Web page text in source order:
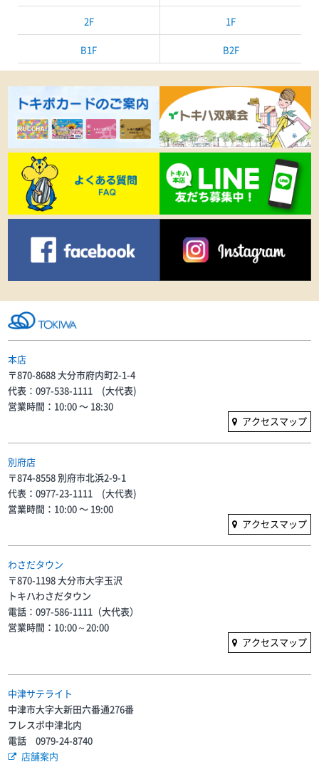
2F 1F
B1F B2F
本店
〒870-8688 大分市府内町2-1-4
代表：097-538-1111 (大代表)
営業時間：10:00 〜 18:30
アクセスマップ
別府店
〒874-8558 別府市北浜2-9-1
代表：0977-23-1111 (大代表)
営業時間：10:00 〜 19:00
アクセスマップ
わさだタウン
〒870-1198 大分市大字玉沢
トキハわさだタウン
電話：097-586-1111（大代表）
営業時間：10:00～20:00
アクセスマップ
中津サテライト
中津市大字大新田六番通276番
フレスポ中津北内
電話 0979-24-8740
店舗案内